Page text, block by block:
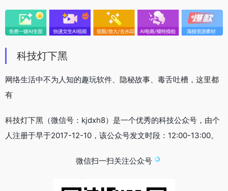
科技灯下黑
网络生活中不为人知的趣玩软件、隐秘故事、毒舌吐槽，这里都
有
科技灯下黑（微信号：kjdxh8）是一个优秀的科技公众号，由个
人注册于早于2017-12-10，该公众号发文时段：12:00-13:00。
微信扫一扫关注公众号